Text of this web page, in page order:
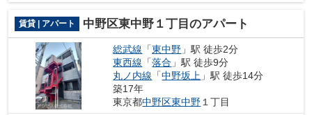
賃貸 | アパート 中野区東中野１丁目のアパート
総武線 「東中野 」駅 徒歩2分
東西線 「落合 」駅 徒歩9分
丸ノ内線 「中野坂上 」駅 徒歩14分
築17年
東京都中野区東中野 １丁目